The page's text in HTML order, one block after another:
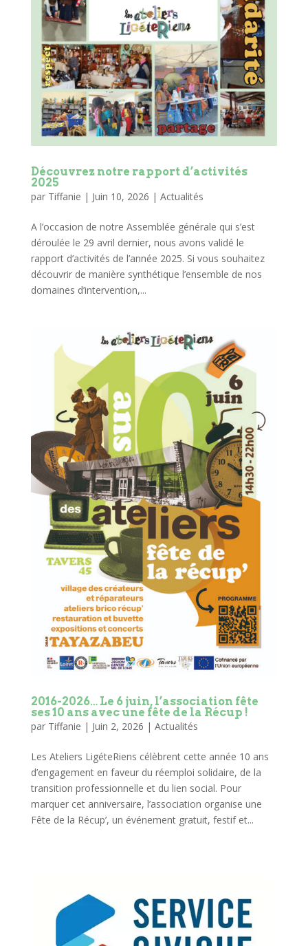
Découvrez notre rapport d’activités
2025
par Tiffanie | Juin 10, 2026 | Actualités
A l’occasion de notre Assemblée générale qui s’est
déroulée le 29 avril dernier, nous avons validé le
rapport d’activités de l’année 2025. Si vous souhaitez
découvrir de manière synthétique l’ensemble de nos
domaines d’intervention,...
2016-2026… Le 6 juin, l’association fête
ses 10 ans avec une fête de la Récup !
par Tiffanie | Juin 2, 2026 | Actualités
Les Ateliers LigéteRiens célèbrent cette année 10 ans
d’engagement en faveur du réemploi solidaire, de la
transition professionnelle et du lien social. Pour
marquer cet anniversaire, l’association organise une
Fête de la Récup’, un événement gratuit, festif et...